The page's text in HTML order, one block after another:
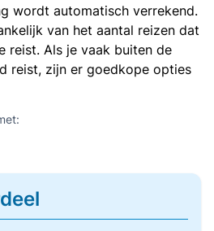
wordt automatisch verrekend.
van het aantal reizen dat
reist. Als je vaak buiten de
reist, zijn er goedkope opties